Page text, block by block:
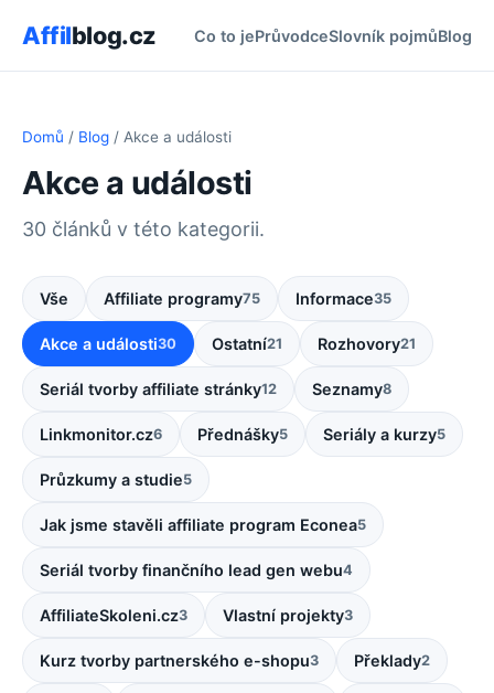
Affilblog.cz Co to jePrůvodceSlovník pojmůBlog
Domů / Blog / Akce a události
Akce a události
30 článků v této kategorii.
Vše Affiliate programy75 Informace35
Akce a události30 Ostatní21 Rozhovory21
Seriál tvorby affiliate stránky12 Seznamy8
Linkmonitor.cz6 Přednášky5 Seriály a kurzy5
Průzkumy a studie5
Jak jsme stavěli affiliate program Econea5
Seriál tvorby finančního lead gen webu4
AffiliateSkoleni.cz3 Vlastní projekty3
Kurz tvorby partnerského e-shopu3 Překlady2